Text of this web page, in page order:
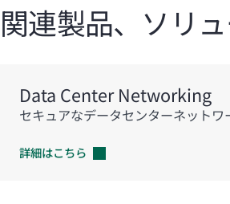
関連製品、ソリ
Data Center Networking
セキュアなデータセンターネット
詳細はこちら